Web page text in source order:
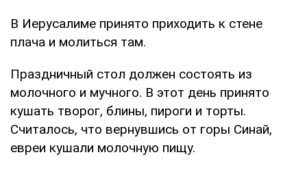
В Иерусалиме принято приходить к стене
плача и молиться там.
Праздничный стол должен состоять из
молочного и мучного. В этот день принято
кушать творог, блины, пироги и торты.
Считалось, что вернувшись от горы Синай,
евреи кушали молочную пищу.